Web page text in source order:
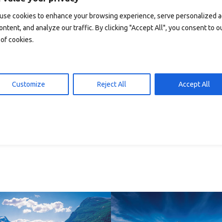
cookies to enhance your browsing experience, serve personalized
and analyze our traffic. By clicking "Accept All", you consent to
cookies.
Customize Reject All Accept All
15,00kr 15,00
In den Warenkorb